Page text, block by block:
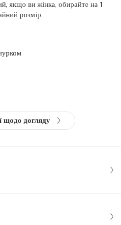
якщо ви жінка, обирайте на 1
розмір.
щодо догляду